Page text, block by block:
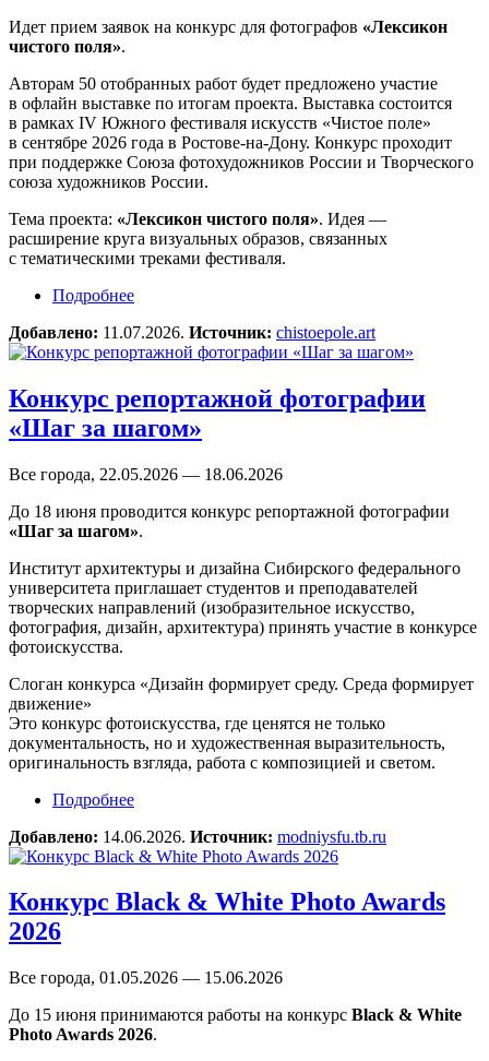
Идет прием заявок на конкурс для фотографов «Лексикон
чистого поля».
Авторам 50 отобранных работ будет предложено участие
в офлайн выставке по итогам проекта. Выставка состоится
в рамках IV Южного фестиваля искусств «Чистое поле»
в сентябре 2026 года в Ростове-на-Дону. Конкурс проходит
при поддержке Союза фотохудожников России и Творческого
союза художников России.
Тема проекта: «Лексикон чистого поля». Идея —
расширение круга визуальных образов, связанных
с тематическими треками фестиваля.
Подробнее
Добавлено: 11.07.2026. Источник: chistoepole.art
Конкурс репортажной фотографии
«Шаг за шагом»
Все города, 22.05.2026 — 18.06.2026
До 18 июня проводится конкурс репортажной фотографии
«Шаг за шагом».
Институт архитектуры и дизайна Сибирского федерального
университета приглашает студентов и преподавателей
творческих направлений (изобразительное искусство,
фотография, дизайн, архитектура) принять участие в конкурсе
фотоискусства.
Слоган конкурса «Дизайн формирует среду. Среда формирует
движение»
Это конкурс фотоискусства, где ценятся не только
документальность, но и художественная выразительность,
оригинальность взгляда, работа с композицией и светом.
Подробнее
Добавлено: 14.06.2026. Источник: modniysfu.tb.ru
Конкурс Black & White Photo Awards
2026
Все города, 01.05.2026 — 15.06.2026
До 15 июня принимаются работы на конкурс Black & White
Photo Awards 2026.